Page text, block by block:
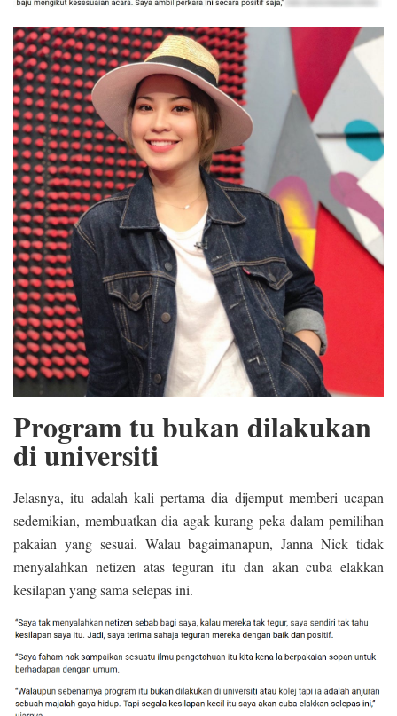
Program tu bukan dilakukan
di universiti
Jelasnya, itu adalah kali pertama dia dijemput memberi ucapan
sedemikian, membuatkan dia agak kurang peka dalam pemilihan
pakaian yang sesuai. Walau bagaimanapun, Janna Nick tidak
menyalahkan netizen atas teguran itu dan akan cuba elakkan
kesilapan yang sama selepas ini.